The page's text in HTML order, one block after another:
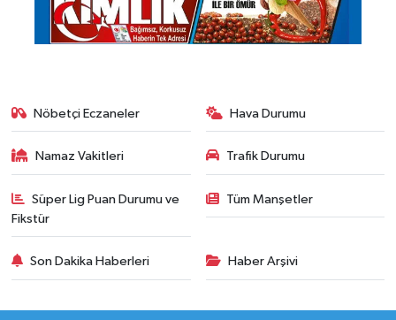
Nöbetçi Eczaneler Hava Durumu
Namaz Vakitleri Trafik Durumu
Süper Lig Puan Durumu ve
Fikstür
Tüm Manşetler
Son Dakika Haberleri Haber Arşivi